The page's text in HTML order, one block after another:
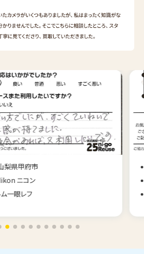
梨県甲府市
ニコン
ム一眼レフ